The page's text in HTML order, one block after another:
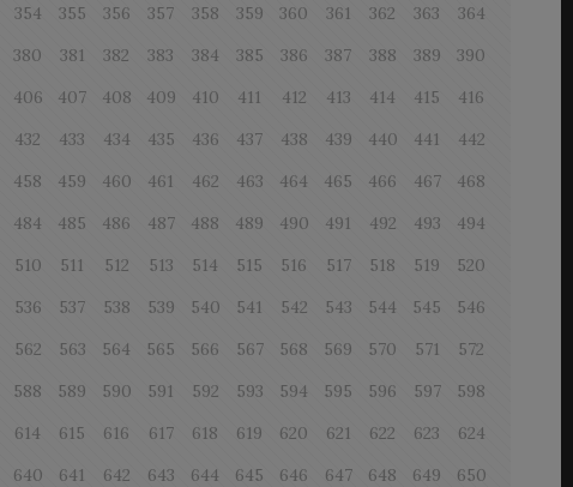
354 355 356 357 358 359 360 361 362 363
364
380 381 382 383 384 385 386 387 388 389
390
406 407 408 409 410 411 412 413 414 415
416
432 433 434 435 436 437 438 439 440 441
442
458 459 460 461 462 463 464 465 466 467
468
484 485 486 487 488 489 490 491 492 493
494
510 511 512 513 514 515 516 517 518 519
520
536 537 538 539 540 541 542 543 544 545
546
562 563 564 565 566 567 568 569 570 571
572
588 589 590 591 592 593 594 595 596 597
598
614 615 616 617 618 619 620 621 622 623
624
640 641 642 643 644 645 646 647 648 649
650